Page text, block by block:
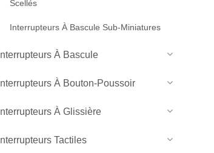
Scellés
Interrupteurs À Bascule Sub-Miniatures
Interrupteurs À Bascule
Interrupteurs À Bouton-Poussoir
Interrupteurs À Glissière
Interrupteurs Tactiles